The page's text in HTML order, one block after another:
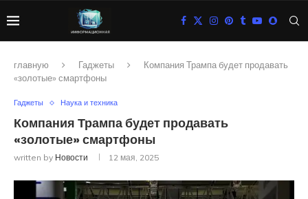
главную Гаджеты
Компания Трампа будет продавать
«золотые» смартфоны
Гаджеты Наука и техника
Компания Трампа будет продавать
«золотые» смартфоны
written by Новости 12 мая, 2025